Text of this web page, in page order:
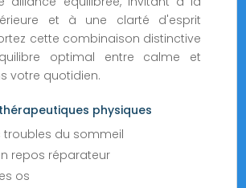
et à une clarté d'esprit
cette combinaison distinctive
optimal entre calme et
votre quotidien.
physiques
troubles du sommeil
repos réparateur
os